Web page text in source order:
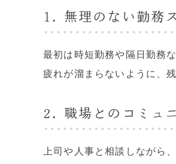
1. 無理のない勤務
最初は時短勤務や隔日勤務
疲れが溜まらないように、
2. 職場とのコミュ
上司や人事と相談しながら